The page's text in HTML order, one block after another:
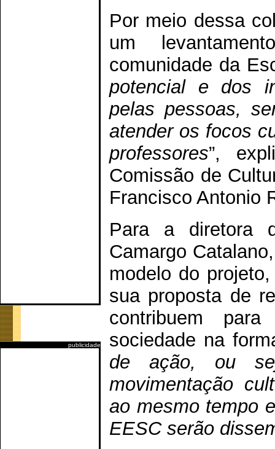
publicidade
Por meio dessa
um
comunidade da
potencial e dos
pelas pessoas,
atender os focos
professores”,
Comissão de
Francisco Antonio
Para a diretora
Camargo
modelo do
sua proposta de
contribuem
sociedade na
de ação, ou
movimentação
ao mesmo tempo
EESC serão